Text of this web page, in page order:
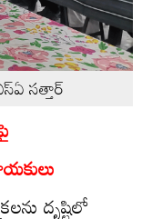
సత్తార్‌
దృష్టిలో